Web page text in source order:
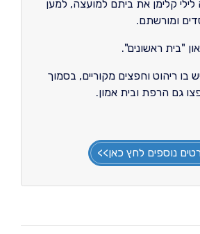
קלימן את ביתם למועצה, למען
ומורשתם.
"בית ראשונים".
בו ריהוט וחפצים מקוריים, בסמוך
גם הרפת ובית אמון.
נוספים לחץ כאן>>